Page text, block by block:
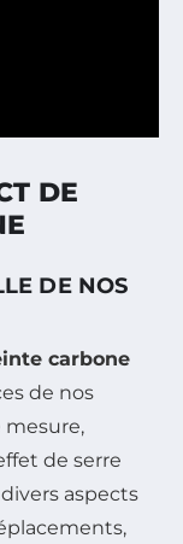
DE
DE NOS
carbone
de nos
mesure,
de serre
aspects